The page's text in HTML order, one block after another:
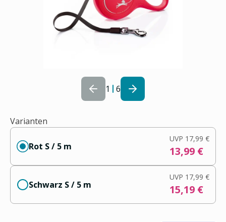
1 6
Varianten
Rot S / 5 m
UVP 17,99 €
13,99 €
Schwarz S / 5 m
UVP 17,99 €
15,19 €